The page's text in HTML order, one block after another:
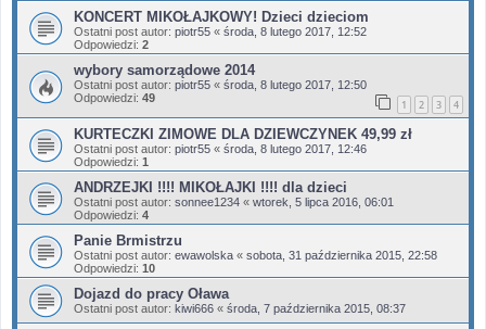
KONCERT MIKOŁAJKOWY! Dzieci dzieciom
Ostatni post autor: piotr55 « środa, 8 lutego 2017, 12:52
Odpowiedzi: 2
wybory samorządowe 2014
Ostatni post autor: piotr55 « środa, 8 lutego 2017, 12:50
Odpowiedzi: 49 1 2 3 4
KURTECZKI ZIMOWE DLA DZIEWCZYNEK 49,99 zł
Ostatni post autor: piotr55 « środa, 8 lutego 2017, 12:46
Odpowiedzi: 1
ANDRZEJKI !!!! MIKOŁAJKI !!!! dla dzieci
Ostatni post autor: sonnee1234 « wtorek, 5 lipca 2016, 06:01
Odpowiedzi: 4
Panie Brmistrzu
Ostatni post autor: ewawolska « sobota, 31 października 2015, 22:58
Odpowiedzi: 10
Dojazd do pracy Oława
Ostatni post autor: kiwi666 « środa, 7 października 2015, 08:37